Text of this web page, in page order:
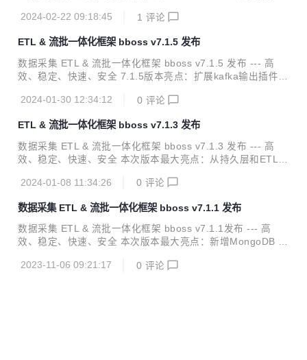
D，脚本，sql，jdbc，高亮，权重，聚合，IP地理位置解析，
户端负载容灾，兼容性好，易于集成 A highlevel rest client.
A high performence o/r mapping rest client. A dsl and sql r
est client. Support Elasti...
2024-02-22 09:18:45 1 评论
ETL & 流批一体化框架 bboss v7.1.5 发布
数据采集 ETL & 流批一体化框架 bboss v7.1.5 发布 --- 高
效、稳定、快速、安全 7.1.5版本亮点：扩展kafka输出插件，
是一个基于开源协议 Apache License 发布的开源项目，由开
Highlevel Java Restclient ， 一个高性能高兼容性的 Elastics
earch/Opensearch java 客户端框架 数据采集同步 ETL ，一
个基于 java 语言实现数据采集作业的强大 ETL 工具，提供...
2024-01-30 12:34:12 0 评论
ETL & 流批一体化框架 bboss v7.1.3 发布
数据采集 ETL & 流批一体化框架 bboss v7.1.3 发布 --- 高
效、稳定、快速、安全 本次版本最大亮点：从持久层和ETL两
均衡机制 bboss 是一个基于开源协议 Apache License 发布
成： Elasticsearch Highlevel Java Restclient ， 一个高性能
高兼容性的 Elasticsearch/Opensearch java 客户端框架 数
据采集同步 ETL ，一个基于 java 语言实现数据采集作业的
2024-01-08 11:34:26 0 评论
数据采集 ETL & 流批一体化框架 bboss v7.1.1 发布
数据采集 ETL & 流批一体化框架 bboss v7.1.1发布 --- 高
效、稳定、快速、安全 本次版本最大亮点：新增MongoDB C
据，也可每次作业重启从最新位置采集MongoDB 增、删、改
2023-11-06 09:21:17 0 评论